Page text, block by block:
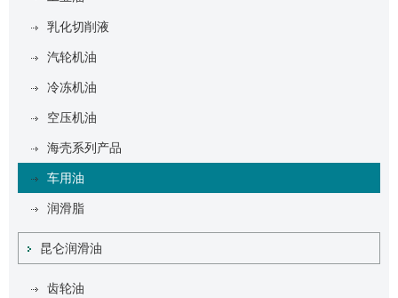
乳化切削液
汽轮机油
冷冻机油
空压机油
海壳系列产品
车用油
润滑脂
昆仑润滑油
齿轮油